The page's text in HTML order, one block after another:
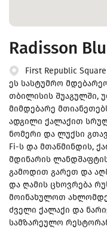
Radisson
First Republic
ეს სასტუმრო
თბილისის შუაგულში,
მიმდებარე
ადგილი ქალაქით
ნომერი და ლუქსი
Fi-ს და მთაწმინდის,
მდინარის
გამოდით გარეთ და
და ღამის ცხოვრება
მოინახულოთ
ძველი ქალაქი და
სამზარეულო